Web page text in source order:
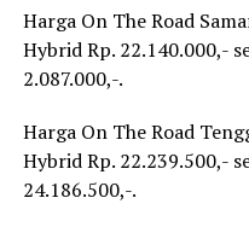
Harga On The Road
Hybrid Rp. 22.140.000,-
2.087.000,-.
Harga On The Road
Hybrid Rp. 22.239.500,-
24.186.500,-.